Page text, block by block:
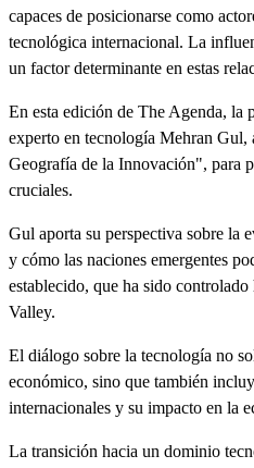
capaces de posicionarse como
tecnológica internacional. La
un factor determinante en estas
En esta edición de The Agenda, la
experto en tecnología Mehran
Geografía de la Innovación", para
cruciales.
Gul aporta su perspectiva sobre la
y cómo las naciones emergentes
establecido, que ha sido
Valley.
El diálogo sobre la tecnología no
económico, sino que también
internacionales y su impacto en la
La transición hacia un dominio